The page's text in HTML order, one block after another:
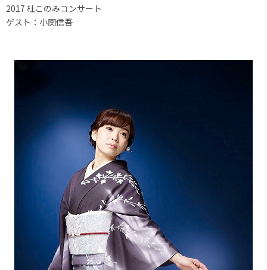
2017 杜このみコンサート
ゲスト：小関信吾